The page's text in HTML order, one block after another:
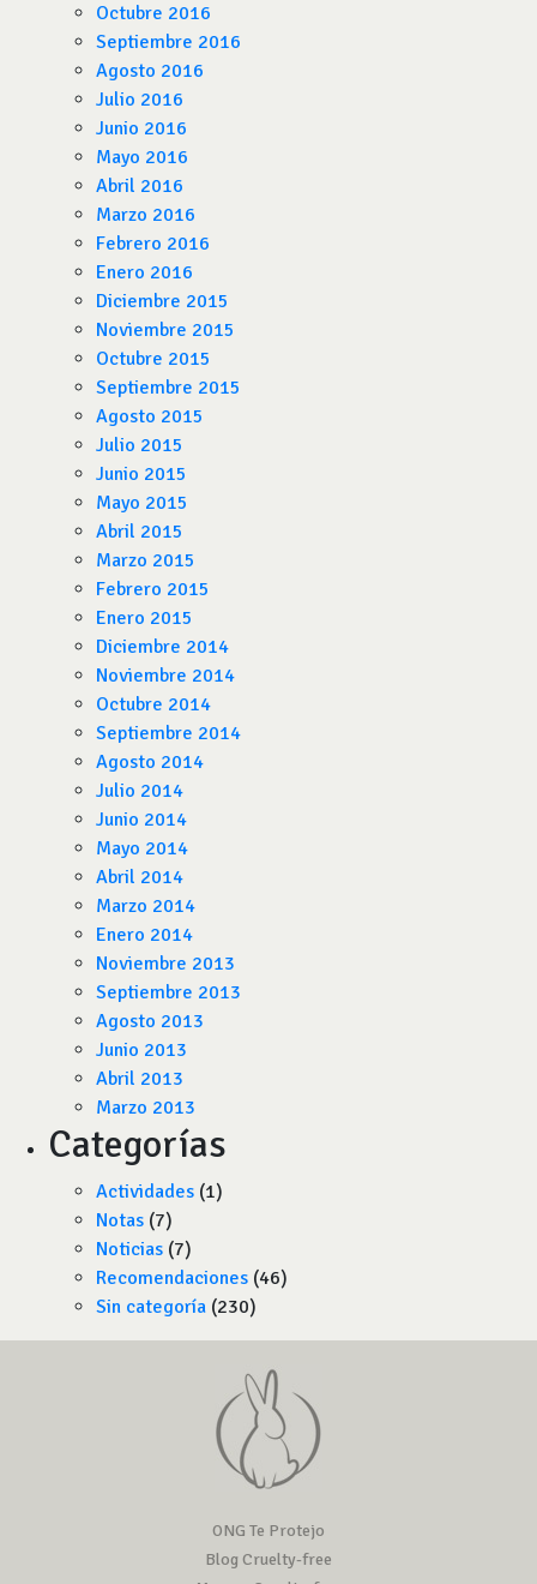
Octubre 2016
Septiembre 2016
Agosto 2016
Julio 2016
Junio 2016
Mayo 2016
Abril 2016
Marzo 2016
Febrero 2016
Enero 2016
Diciembre 2015
Noviembre 2015
Octubre 2015
Septiembre 2015
Agosto 2015
Julio 2015
Junio 2015
Mayo 2015
Abril 2015
Marzo 2015
Febrero 2015
Enero 2015
Diciembre 2014
Noviembre 2014
Octubre 2014
Septiembre 2014
Agosto 2014
Julio 2014
Junio 2014
Mayo 2014
Abril 2014
Marzo 2014
Enero 2014
Noviembre 2013
Septiembre 2013
Agosto 2013
Junio 2013
Abril 2013
Marzo 2013
Categorías
Actividades (1)
Notas (7)
Noticias (7)
Recomendaciones (46)
Sin categoría (230)
ONG Te Protejo
Blog Cruelty-free